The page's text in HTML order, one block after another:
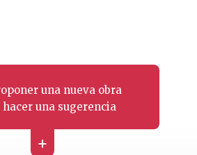
una nueva obra
hacer una sugerencia
+